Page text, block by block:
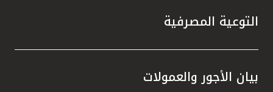
التوعية المصرفية
بيان الأجور والعمولات